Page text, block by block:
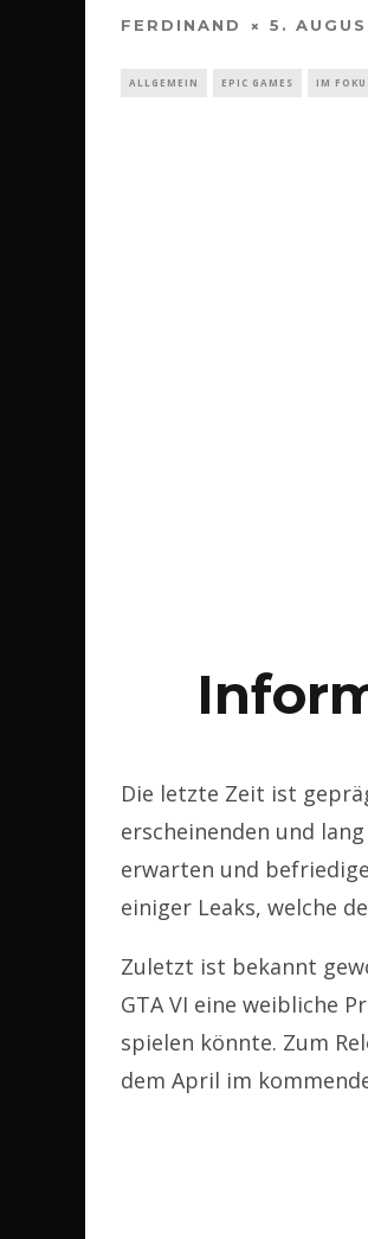
FERDINAND 5.
ALLGEMEIN EPIC GAMES IM
Die letzte Zeit ist
erscheinenden und
erwarten und
einiger Leaks, welche
Zuletzt ist bekannt
GTA VI eine weibliche
spielen könnte. Zum
dem April im